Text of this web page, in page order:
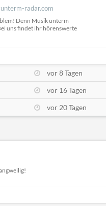
radar.com
Denn Musik unterm
uns findet ihr hörenswerte
vor 8 Tagen
vor 16 Tagen
vor 20 Tagen